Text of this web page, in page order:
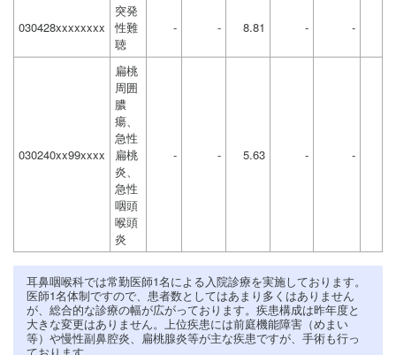
030428xxxxxxxx
突発
性難
聴
- - 8.81 - -
030240xx99xxxx
扁桃
周囲
膿
瘍、
急性
扁桃
炎、
急性
咽頭
喉頭
炎
- - 5.63 - -
耳鼻咽喉科では常勤医師1名による入院診療を実施しております。
医師1名体制ですので、患者数としてはあまり多くはありません
が、総合的な診療の幅が広がっております。疾患構成は昨年度と
大きな変更はありません。上位疾患には前庭機能障害（めまい
等）や慢性副鼻腔炎、扁桃腺炎等が主な疾患ですが、手術も行っ